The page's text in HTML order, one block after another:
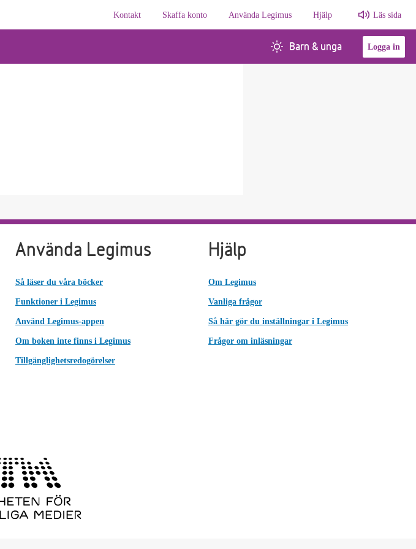
Kontakt
Skaffa konto Använda Legimus Hjälp Läs sida
Barn & unga Logga in
Använda Legimus
Så läser du våra böcker
Funktioner i Legimus
Använd Legimus-appen
Om boken inte finns i Legimus
Tillgänglighetsredogörelser
Hjälp
Om Legimus
Vanliga frågor
Så här gör du inställningar i Legimus
Frågor om inläsningar